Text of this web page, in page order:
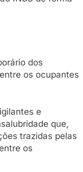
dos
os ocupantes
e
que,
trazidas pelas
os